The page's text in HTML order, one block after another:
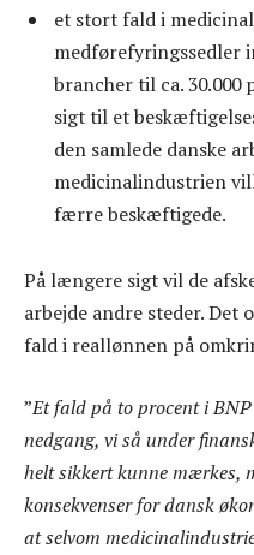
et stort fald i
medførefyringssedler
brancher til ca. 30.000
sigt til et
den samlede danske
medicinalindustrien
færre beskæftigede.
På længere sigt vil de
arbejde andre steder. Det
fald i reallønnen på
”Et fald på to procent i
nedgang, vi så under
helt sikkert kunne mærkes,
konsekvenser for dansk
at selvom